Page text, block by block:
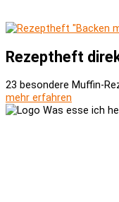
Rezeptheft
23 besondere Muffin-
mehr erfahren